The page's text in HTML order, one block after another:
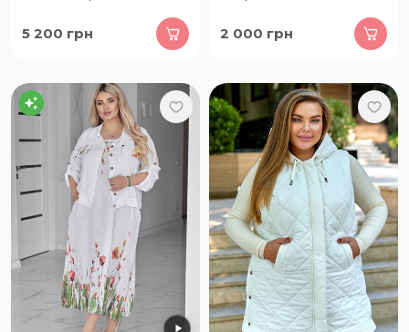
5 200 грн 2 000 грн